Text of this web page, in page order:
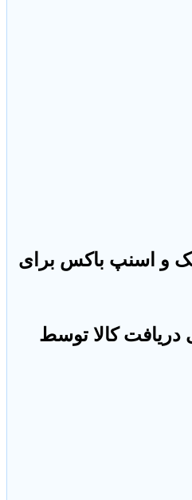
اسنپ باکس برای
دریافت کالا توسط